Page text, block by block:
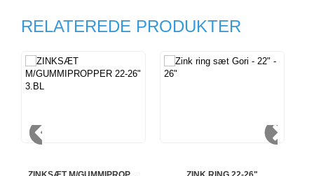
RELATEREDE PRODUKTER